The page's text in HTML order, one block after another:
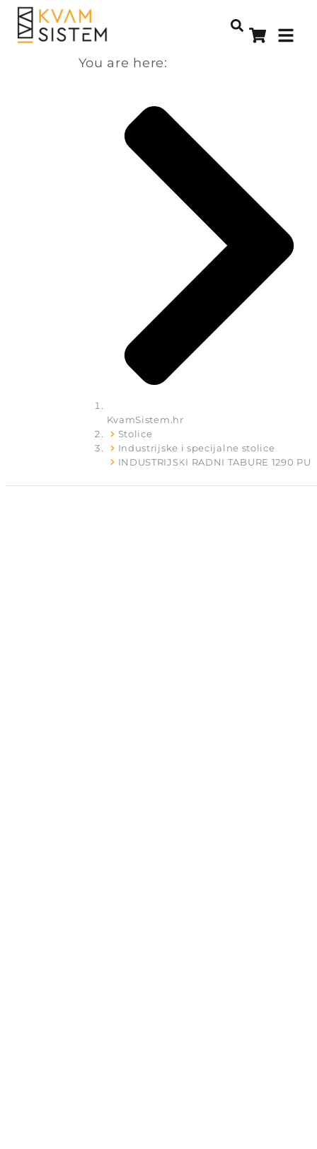
You are here:
KvamSistem.hr
Stolice
Industrijske i specijalne stolice
INDUSTRIJSKI RADNI TABURE 1290 PU